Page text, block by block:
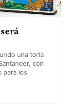
una torta
con
para los